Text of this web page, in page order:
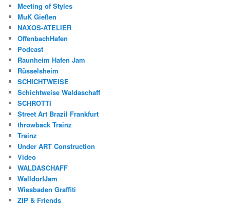
Meeting of Styles
MuK Gießen
NAXOS-ATELIER
OffenbachHafen
Podcast
Raunheim Hafen Jam
Rüsselsheim
SCHICHTWEISE
Schichtweise Waldaschaff
SCHROTTI
Street Art Brazil Frankfurt
throwback Trainz
Trainz
Under ART Construction
Video
WALDASCHAFF
WalldorfJam
Wiesbaden Graffiti
ZIP & Friends